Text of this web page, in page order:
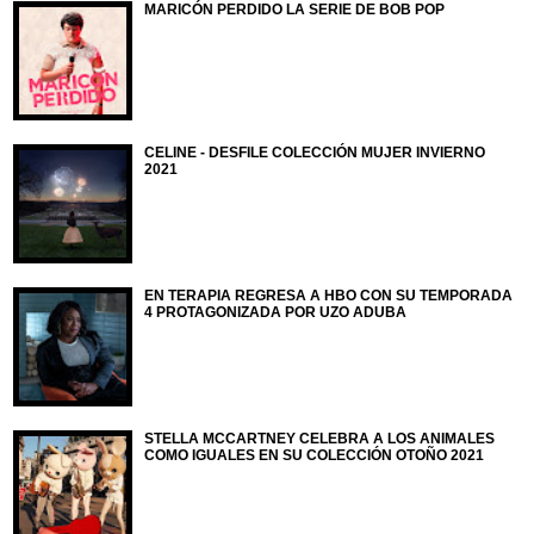
MARICÓN PERDIDO LA SERIE DE BOB POP
CELINE - DESFILE COLECCIÓN MUJER INVIERNO
2021
EN TERAPIA REGRESA A HBO CON SU TEMPORADA
4 PROTAGONIZADA POR UZO ADUBA
STELLA MCCARTNEY CELEBRA A LOS ANIMALES
COMO IGUALES EN SU COLECCIÓN OTOÑO 2021